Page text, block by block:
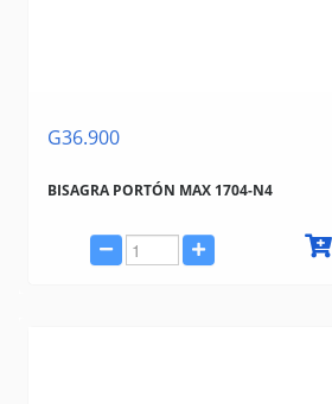
G36.900
BISAGRA PORTÓN MAX 1704-N4